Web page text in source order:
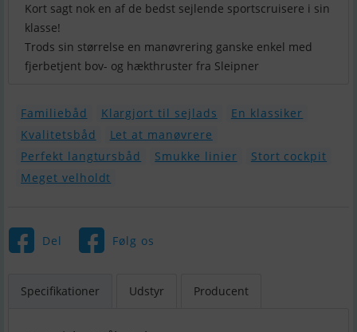
Kort sagt nok en af de bedst sejlende sportscruisere i sin
klasse!
Trods sin størrelse en manøvrering ganske enkel med
fjerbetjent bov- og hækthruster fra Sleipner
Familiebåd Klargjort til sejlads
En klassiker
Kvalitetsbåd
Let at manøvrere
Perfekt langtursbåd
Smukke linier
Stort cockpit
Meget velholdt
Del Følg os
Specifikationer Udstyr Producent